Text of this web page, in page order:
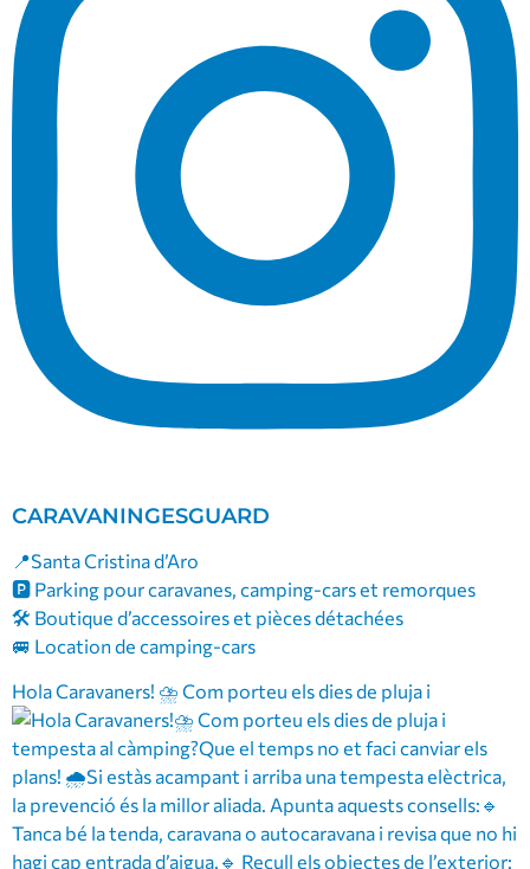
CARAVANINGESGUARD
📍Santa Cristina d’Aro
🅿️ Parking pour caravanes, camping-cars et remorques
🛠 Boutique d’accessoires et pièces détachées
🚐 Location de camping-cars
Hola Caravaners! ⛈️ Com porteu els dies de pluja i